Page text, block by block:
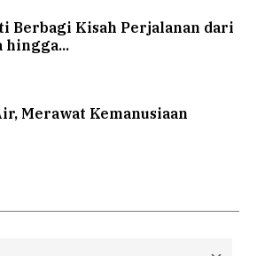
Berbagi Kisah Perjalanan dari
hingga...
Merawat Kemanusiaan